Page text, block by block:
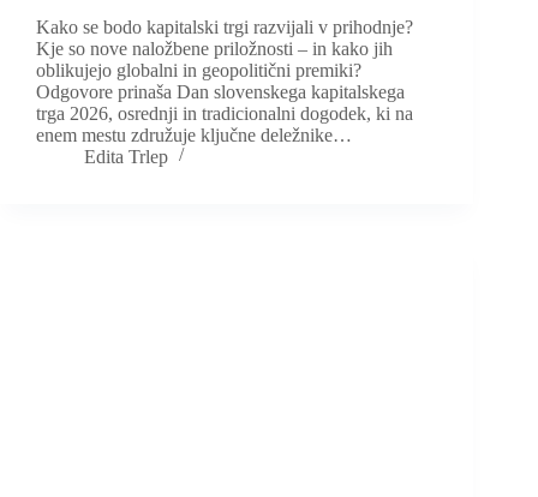
Kako se bodo kapitalski trgi razvijali v prihodnje?
Kje so nove naložbene priložnosti – in kako jih
oblikujejo globalni in geopolitični premiki?
Odgovore prinaša Dan slovenskega kapitalskega
trga 2026, osrednji in tradicionalni dogodek, ki na
enem mestu združuje ključne deležnike…
Edita Trlep